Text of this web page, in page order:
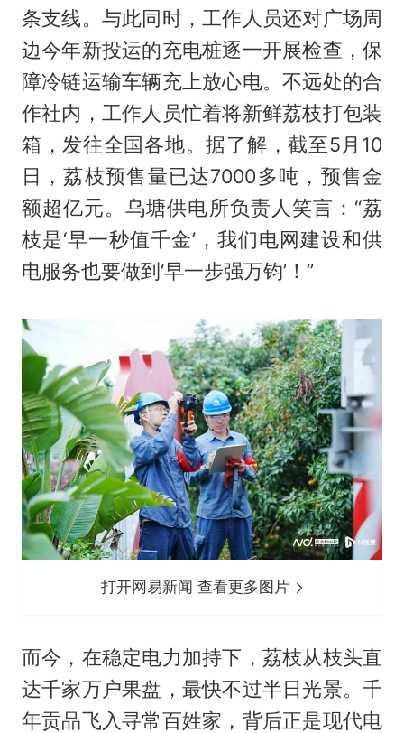
条支线。与此同时，工作人员还对广场周
边今年新投运的充电桩逐一开展检查，保
障冷链运输车辆充上放心电。不远处的合
作社内，工作人员忙着将新鲜荔枝打包装
箱，发往全国各地。据了解，截至5月10
日，荔枝预售量已达7000多吨，预售金
额超亿元。乌塘供电所负责人笑言：“荔
枝是‘早一秒值千金’，我们电网建设和供
电服务也要做到‘早一步强万钧’！”
打开网易新闻 查看更多图片
而今，在稳定电力加持下，荔枝从枝头直
达千家万户果盘，最快不过半日光景。千
年贡品飞入寻常百姓家，背后正是现代电